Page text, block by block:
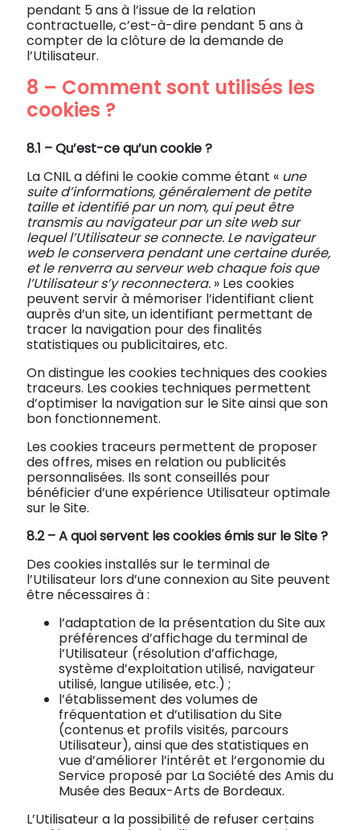
pendant 5 ans à l’issue de la relation
contractuelle, c’est-à-dire pendant 5 ans à
compter de la clôture de la demande de
l’Utilisateur.
8 – Comment sont utilisés les
cookies ?
8.1 –Qu’est-ce qu’un cookie ?
La CNIL a défini le cookie comme étant « une
suite d’informations, généralement de petite
taille et identifié par un nom, qui peut être
transmis au navigateur par un site web sur
lequel l’Utilisateur se connecte. Le navigateur
web le conservera pendant une certaine durée,
et le renverra au serveur web chaque fois que
l’Utilisateur s’y reconnectera. » Les cookies
peuvent servir à mémoriser l’identifiant client
auprès d’un site, un identifiant permettant de
tracer la navigation pour des finalités
statistiques ou publicitaires, etc.
On distingue les cookies techniques des cookies
traceurs. Les cookies techniques permettent
d’optimiser la navigation sur le Site ainsi que son
bon fonctionnement.
Les cookies traceurs permettent de proposer
des offres, mises en relation ou publicités
personnalisées. Ils sont conseillés pour
bénéficier d’une expérience Utilisateur optimale
sur le Site.
8.2 –A quoi servent les cookies émis sur le Site ?
Des cookies installés sur le terminal de
l’Utilisateur lors d’une connexion au Site peuvent
être nécessaires à :
l’adaptation de la présentation du Site aux
préférences d’affichage du terminal de
l’Utilisateur (résolution d’affichage,
système d’exploitation utilisé, navigateur
utilisé, langue utilisée, etc.) ;
l’établissement des volumes de
fréquentation et d’utilisation du Site
(contenus et profils visités, parcours
Utilisateur), ainsi que des statistiques en
vue d’améliorer l’intérêt et l’ergonomie du
Service proposé par La Société des Amis du
Musée des Beaux-Arts de Bordeaux.
L’Utilisateur a la possibilité de refuser certains